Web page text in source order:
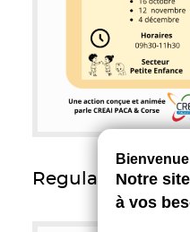
Regulactions